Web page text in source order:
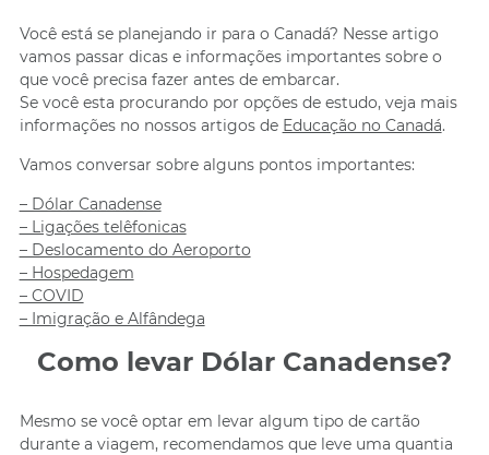
Você está se planejando ir para o Canadá? Nesse artigo
vamos passar dicas e informações importantes sobre o
que você precisa fazer antes de embarcar.
Se você esta procurando por opções de estudo, veja mais
informações no nossos artigos de Educação no Canadá.
Vamos conversar sobre alguns pontos importantes:
– Dólar Canadense
– Ligações telêfonicas
– Deslocamento do Aeroporto
– Hospedagem
– COVID
– Imigração e Alfândega
Como levar Dólar Canadense?
Mesmo se você optar em levar algum tipo de cartão
durante a viagem, recomendamos que leve uma quantia